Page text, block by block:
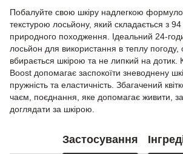
Побалуйте свою шкіру надлегкою
текстурою лосьйону, який складається з 94
природного походження. Ідеальний 24-
лосьйон для використання в теплу погоду,
вбирається шкірою та не липкий на дотик.
Boost допомагає заспокоїти зневоднену
пружність та еластичність. Збагачений
чаєм, поєднання, яке допомагає живити,
доглядати за шкірою.
Застосування